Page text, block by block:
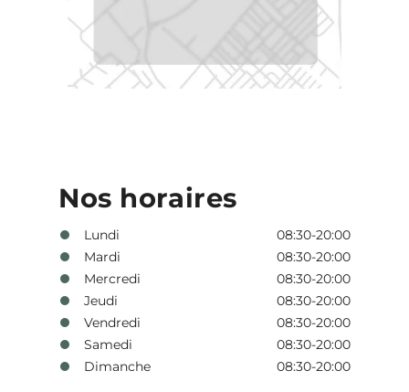
Nos horaires
Lundi
08:30-20:00
Mardi
08:30-20:00
Mercredi
08:30-20:00
Jeudi
08:30-20:00
Vendredi
08:30-20:00
Samedi
08:30-20:00
Dimanche
08:30-20:00